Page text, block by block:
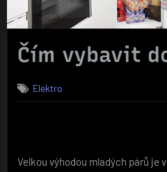
Čím vybavit
Elektro
Velkou výhodou mladých párů je